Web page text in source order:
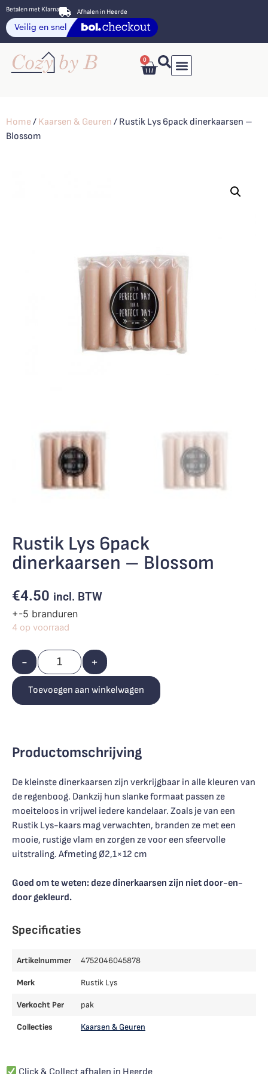
Betalen met Klarna Afhalen in Heerde
0
Home/ Kaarsen & Geuren / Rustik Lys 6pack dinerkaarsen –
Blossom
Rustik Lys 6pack
dinerkaarsen – Blossom
€4.50 incl. BTW
+-5 branduren
4 op voorraad
- +
Toevoegen aan winkelwagen
Productomschrijving
De kleinste dinerkaarsen zijn verkrijgbaar in alle kleuren van
de regenboog. Dankzij hun slanke formaat passen ze
moeiteloos in vrijwel iedere kandelaar. Zoals je van een
Rustik Lys-kaars mag verwachten, branden ze met een
mooie, rustige vlam en zorgen ze voor een sfeervolle
uitstraling. Afmeting Ø2,1×12 cm
Goed om te weten: deze dinerkaarsen zijn niet door-en-
door gekleurd.
Specificaties
Artikelnummer 4752046045878
Merk Rustik Lys
Verkocht Per pak
Collecties Kaarsen & Geuren